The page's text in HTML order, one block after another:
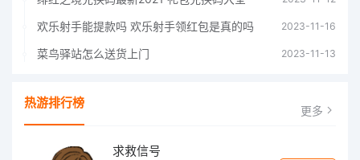
欢乐射手能提款吗 欢乐射手领红包是真的吗 2023-11-16
菜鸟驿站怎么送货上门 2023-11-13
热游排行榜 更多
求救信号